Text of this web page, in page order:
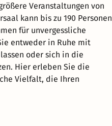
Veranstaltungen von
kann bis zu 190 Personen
für unvergessliche
entweder in Ruhe mit
oder sich in die
Hier erleben Sie die
Vielfalt, die Ihren